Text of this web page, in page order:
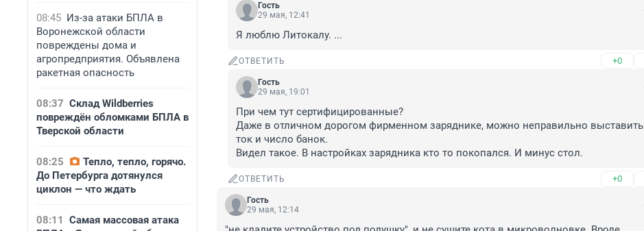
08:45 Из-за атаки БПЛА в
Воронежской области
повреждены дома и
агропредприятия. Объявлена
ракетная опасность
08:37 Склад Wildberries
повреждён обломками БПЛА в
Тверской области
08:25
Тепло, тепло, горячо.
До Петербурга дотянулся
циклон — что ждать
08:11
Самая массовая атака
Гость
29 мая, 12:41
Я люблю Литокалу. ...
ОТВЕТИТЬ +0
Гость
29 мая, 19:01
При чем тут сертифицированные?
Даже в отличном дорогом фирменном заряднике, можно неправильно выставить
ток и число банок.
Видел такое. В настройках зарядника кто то покопался. И минус стол.
ОТВЕТИТЬ +0
Гость
29 мая, 12:14